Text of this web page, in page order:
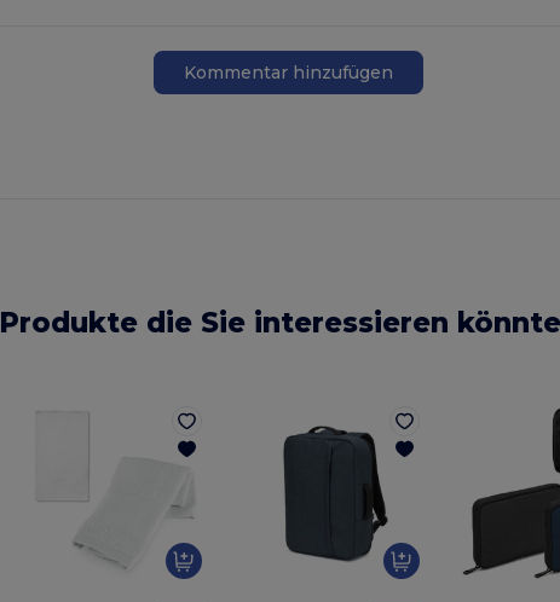
Kommentar hinzufügen
Produkte die Sie interessieren